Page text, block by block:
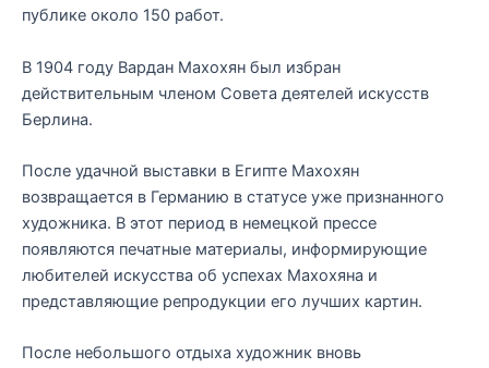
публике около 150 работ.
В 1904 году Вардан Махохян был избран
действительным членом Совета деятелей искусств
Берлина.
После удачной выставки в Египте Махохян
возвращается в Германию в статусе уже признанного
художника. В этот период в немецкой прессе
появляются печатные материалы, информирующие
любителей искусства об успехах Махохяна и
представляющие репродукции его лучших картин.
После небольшого отдыха художник вновь